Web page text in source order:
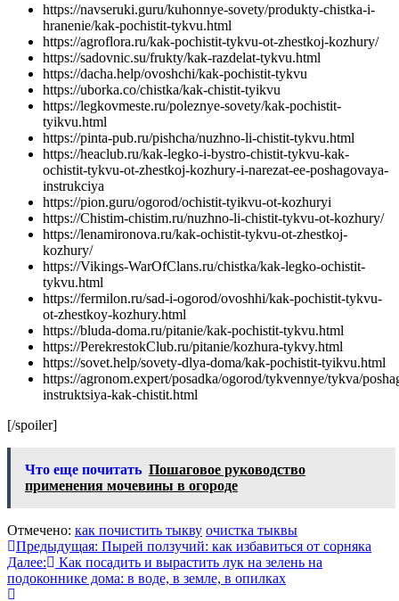
https://navseruki.guru/kuhonnye-sovety/produkty-chistka-i-
hranenie/kak-pochistit-tykvu.html
https://agroflora.ru/kak-pochistit-tykvu-ot-zhestkoj-kozhury/
https://sadovnic.su/frukty/kak-razdelat-tykvu.html
https://dacha.help/ovoshchi/kak-pochistit-tykvu
https://uborka.co/chistka/kak-chistit-tyikvu
https://legkovmeste.ru/poleznye-sovety/kak-pochistit-
tyikvu.html
https://pinta-pub.ru/pishcha/nuzhno-li-chistit-tykvu.html
https://heaclub.ru/kak-legko-i-bystro-chistit-tykvu-kak-
ochistit-tykvu-ot-zhestkoj-kozhury-i-narezat-ee-poshagovaya-
instrukciya
https://pion.guru/ogorod/ochistit-tyikvu-ot-kozhuryi
https://Chistim-chistim.ru/nuzhno-li-chistit-tykvu-ot-kozhury/
https://lenamironova.ru/kak-ochistit-tykvu-ot-zhestkoj-
kozhury/
https://Vikings-WarOfClans.ru/chistka/kak-legko-ochistit-
tykvu.html
https://fermilon.ru/sad-i-ogorod/ovoshhi/kak-pochistit-tykvu-
ot-zhestkoy-kozhury.html
https://bluda-doma.ru/pitanie/kak-pochistit-tykvu.html
https://PerekrestokClub.ru/pitanie/kozhura-tykvy.html
https://sovet.help/sovety-dlya-doma/kak-pochistit-tyikvu.html
https://agronom.expert/posadka/ogorod/tykvennye/tykva/
instruktsiya-kak-chistit.html
[/spoiler]
Что еще почитать Пошаговое руководство
применения мочевины в огороде
Отмечено: как почистить тыкву очистка тыквы
Навигация
по
Предыдущая: Пырей ползучий: как избавиться от сорняка
Далее:
Как посадить и вырастить лук на зелень на
подоконнике дома: в воде, в земле, в опилках